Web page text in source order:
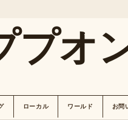
プオ
ローカル ワールド お問